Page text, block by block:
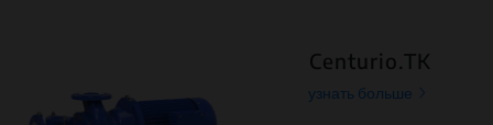
Centurio.TK
узнать больше